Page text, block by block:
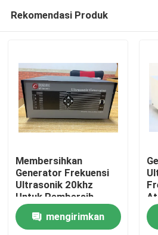
Rumah
Rekomendasi Produk
Membersihkan
Generator Frekuensi
Ultrasonik 20khz
Untuk Pembersih
Ultrasonik
mengirimkan